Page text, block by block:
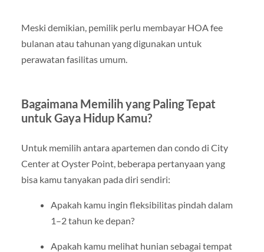
Meski demikian, pemilik perlu membayar HOA fee
bulanan atau tahunan yang digunakan untuk
perawatan fasilitas umum.
Bagaimana Memilih yang Paling Tepat
untuk Gaya Hidup Kamu?
Untuk memilih antara apartemen dan condo di City
Center at Oyster Point, beberapa pertanyaan yang
bisa kamu tanyakan pada diri sendiri:
Apakah kamu ingin fleksibilitas pindah dalam
1–2 tahun ke depan?
Apakah kamu melihat hunian sebagai tempat